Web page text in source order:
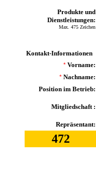
Produkte und
Dienstleistungen:
Max. 475 Zeichen
Kontakt-Informationen
* Vorname:
* Nachname:
Position im Betrieb:
Mitgliedschaft :
Repräsentant:
472